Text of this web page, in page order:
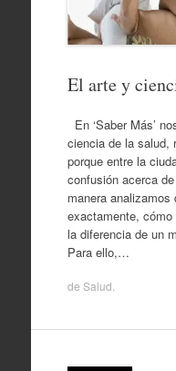
El arte y
En ‘Saber Más’
ciencia de la salud,
porque entre la
confusión acerca
manera
exactamente,
la diferencia de un
Para ello,…
de Salud